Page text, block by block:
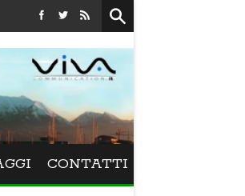
Versiliana - La direttrice lucchese Beatrice Venezi
CONTATTI